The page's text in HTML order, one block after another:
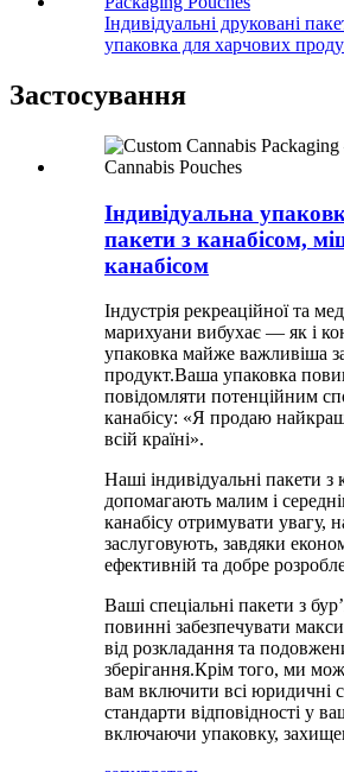
Індивідуальні друковані
упаковка для харчових
Застосування
Індивідуальна
пакети з канабісом,
канабісом
Індустрія рекреаційної та
марихуани вибухає — як і
упаковка майже важливіша
продукт.Ваша упаковка
повідомляти потенційним
канабісу: «Я продаю
всій країні».
Наші індивідуальні пакети з
допомагають малим і
канабісу отримувати увагу,
заслуговують, завдяки
ефективній та добре
Ваші спеціальні пакети з
повинні забезпечувати
від розкладання та
зберігання.Крім того, ми
вам включити всі юридичні
стандарти відповідності у
включаючи упаковку,